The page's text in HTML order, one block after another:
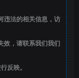
违法的相关信息，访
效，请联系我们我们
反映。